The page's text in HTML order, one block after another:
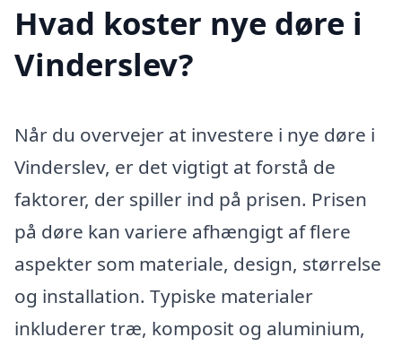
Hvad koster nye døre i
Vinderslev?
Når du overvejer at investere i nye døre i
Vinderslev, er det vigtigt at forstå de
faktorer, der spiller ind på prisen. Prisen
på døre kan variere afhængigt af flere
aspekter som materiale, design, størrelse
og installation. Typiske materialer
inkluderer træ, komposit og aluminium,